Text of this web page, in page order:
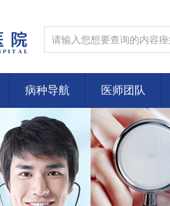
病种导航 医师团队